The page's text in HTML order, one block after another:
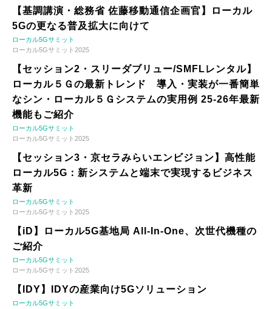
【基調講演・総務省 佐藤移動通信企画官】ローカル
5Gの更なる普及拡大に向けて
ローカル5Gサミット
ローカル5Gサミット2025
【セッション2・スリーダブリュー/SMFLレンタル】
ローカル５Ｇの最新トレンド 導入・実装が一番簡単
なシン・ローカル５Ｇシステムの実用例 25-26年最新
機能もご紹介
ローカル5Gサミット
ローカル5Gサミット2025
【セッション3・京セラみらいエンビジョン】高性能
ローカル5G：新システムと端末で実現するビジネス
革新
ローカル5Gサミット
ローカル5Gサミット2025
【iD】ローカル5G基地局 All-In-One、次世代機種の
ご紹介
ローカル5Gサミット
ローカル5Gサミット2025
【IDY】IDYの産業向け5Gソリューション
ローカル5Gサミット